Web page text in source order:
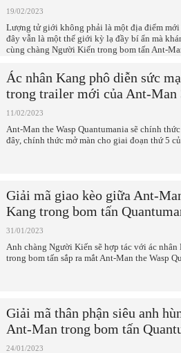
19/02/2023
Lượng tử giới không phải là một địa điểm
đây vẫn là một thế giới kỳ lạ đầy bí ẩn mà
cùng chàng Người Kiến trong bom tấn Ant-
Ác nhân Kang phô diễn sức
trong trailer mới của Ant-Man
11/02/2023
Ant-Man the Wasp Quantumania sẽ chính
đây, chính thức mở màn cho giai đoạn thứ 5
Giải mã giao kèo giữa Ant-
Kang trong bom tấn
31/01/2023
Anh chàng Người Kiến sẽ hợp tác với ác nhân
trong bom tấn sắp ra mắt Ant-Man the Wasp
Giải mã thân phận siêu anh
Ant-Man trong bom tấn
24/01/2023